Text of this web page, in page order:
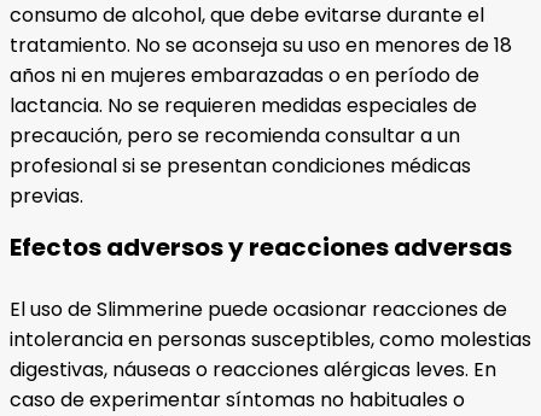
consumo de alcohol, que debe evitarse durante el
tratamiento. No se aconseja su uso en menores de 18
años ni en mujeres embarazadas o en período de
lactancia. No se requieren medidas especiales de
precaución, pero se recomienda consultar a un
profesional si se presentan condiciones médicas
previas.
Efectos adversos y reacciones adversas
El uso de Slimmerine puede ocasionar reacciones de
intolerancia en personas susceptibles, como molestias
digestivas, náuseas o reacciones alérgicas leves. En
caso de experimentar síntomas no habituales o